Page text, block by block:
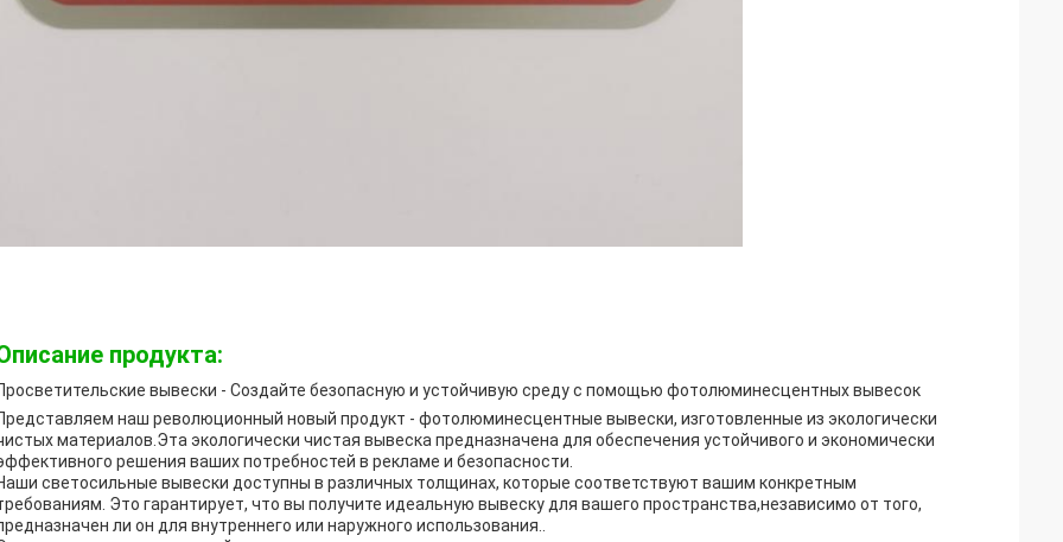
продукта:
вывески - Создайте безопасную и устойчивую среду с помощью фотолюминесцентных вывесок
наш революционный новый продукт - фотолюминесцентные вывески, изготовленные из экологически
материалов.Эта экологически чистая вывеска предназначена для обеспечения устойчивого и экономически
решения ваших потребностей в рекламе и безопасности.
светосильные вывески доступны в различных толщинах, которые соответствуют вашим конкретным
Это гарантирует, что вы получите идеальную вывеску для вашего пространства,независимо от того,
ли он для внутреннего или наружного использования..